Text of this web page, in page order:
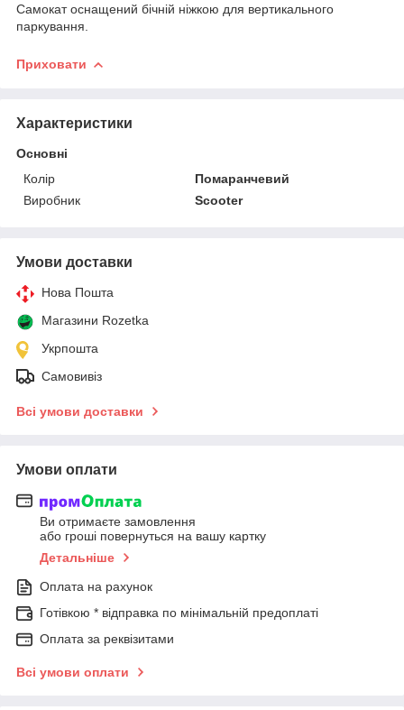
Самокат оснащений бічній ніжкою для вертикального
паркування.
Приховати
Характеристики
Основні
Колір
Помаранчевий
Виробник
Scooter
Умови доставки
Нова Пошта
Магазини Rozetka
Укрпошта
Самовивіз
Всі умови доставки
Умови оплати
Ви отримаєте замовлення
або гроші повернуться на вашу картку
Детальніше
Оплата на рахунок
Готівкою * відправка по мінімальній предоплаті
Оплата за реквізитами
Всі умови оплати